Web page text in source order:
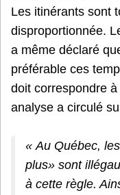
Les itinérants sont
disproportionnée.
a même déclaré
préférable ces
doit correspondre
analyse a circulé
« Au Québec,
plus» sont
à cette règle.